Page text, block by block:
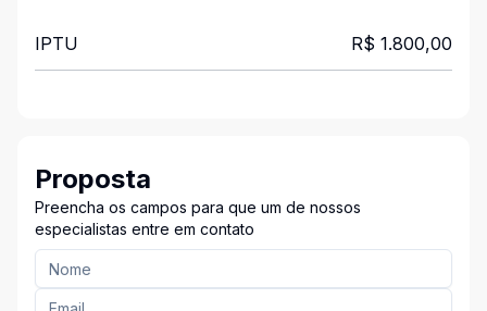
IPTU R$ 1.800,00
Proposta
Preencha os campos para que um de nossos
especialistas entre em contato